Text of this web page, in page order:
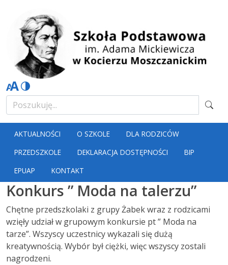
AKTUALNOŚCI O SZKOLE
DLA RODZICÓW
PRZEDSZKOLE
DEKLARACJA DOSTĘPNOŚCI
BIP
EPUAP
KONTAKT
Konkurs ” Moda na talerzu”
Chętne przedszkolaki z grupy Żabek wraz z rodzicami
wzięły udział w grupowym konkursie pt ” Moda na
tarze”. Wszyscy uczestnicy wykazali się dużą
kreatywnością. Wybór był ciężki, więc wszyscy zostali
nagrodzeni.